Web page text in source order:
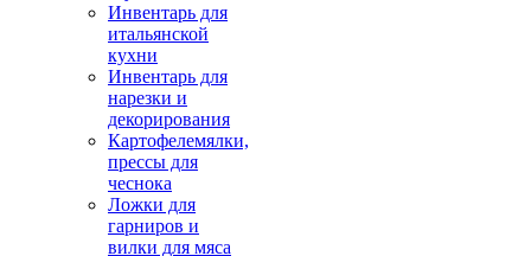
Инвентарь для
итальянской
кухни
Инвентарь для
нарезки и
декорирования
Картофелемялки,
прессы для
чеснока
Ложки для
гарниров и
вилки для мяса